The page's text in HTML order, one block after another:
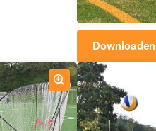
Downloaden